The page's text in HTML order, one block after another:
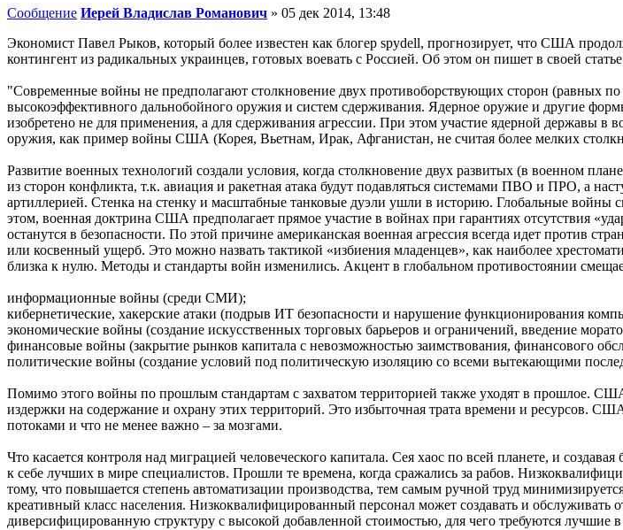
Сообщение Иерей Владислав Романович » 05 дек 2014, 13:48
Экономист Павел Рыков, который более известен как блогер spydell, прогнозирует, что США
контингент из радикальных украинцев, готовых воевать с Россией. Об этом он пишет в своей
"Современные войны не предполагают столкновение двух противоборствующих сторон (равных
высокоэффективного дальнобойного оружия и систем сдерживания. Ядерное оружие и другие
изобретено не для применения, а для сдерживания агрессии. При этом участие ядерной державы в
оружия, как пример войны США (Корея, Вьетнам, Ирак, Афганистан, не считая более мелких
Развитие военных технологий создали условия, когда столкновение двух развитых (в военном
из сторон конфликта, т.к. авиация и ракетная атака будут подавляться системами ПВО и ПРО, а
артиллерией. Стенка на стенку и масштабные танковые дуэли ушли в историю. Глобальные
этом, военная доктрина США предполагает прямое участие в войнах при гарантиях отсутствия
останутся в безопасности. По этой причине американская военная агрессия всегда идет против
или косвенный ущерб. Это можно назвать тактикой «избиения младенцев», как наиболее
близка к нулю. Методы и стандарты войн изменились. Акцент в глобальном противостоянии
информационные войны (среди СМИ);
кибернетические, хакерские атаки (подрыв ИТ безопасности и нарушение функционирования
экономические войны (создание искусственных торговых барьеров и ограничений, введение
финансовые войны (закрытие рынков капитала с невозможностью заимствования, финансового
политические войны (создание условий под политическую изоляцию со всеми вытекающими
Помимо этого войны по прошлым стандартам с захватом территорией также уходят в прошлое.
издержки на содержание и охрану этих территорий. Это избыточная трата времени и ресурсов.
потоками и что не менее важно – за мозгами.
Что касается контроля над миграцией человеческого капитала. Сея хаос по всей планете, и
к себе лучших в мире специалистов. Прошли те времена, когда сражались за рабов.
тому, что повышается степень автоматизации производства, тем самым ручной труд
креативный класс населения. Низкоквалифицированный персонал может создавать и
диверсифицированную структуру с высокой добавленной стоимостью, для чего требуются лучшие